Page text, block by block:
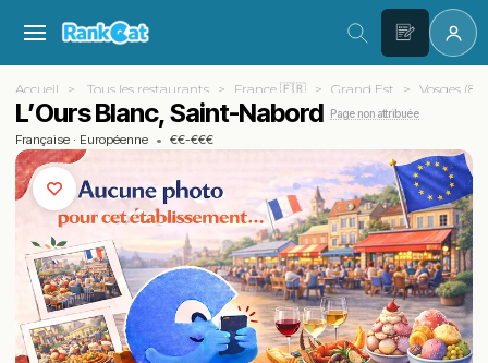
Accueil Tous les restaurants France 🇫🇷 Grand Est Vosges (88)
L’Ours Blanc, Saint-Nabord Page non attribuée
Française · Européenne • €€-€€€